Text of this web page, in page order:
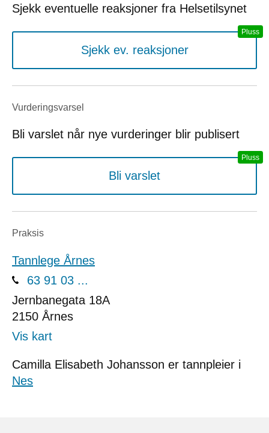
Sjekk eventuelle reaksjoner fra Helsetilsynet
Sjekk ev. reaksjoner
Vurderings­varsel
Bli varslet når nye vurderinger blir publisert
Bli varslet
Praksis
Tannlege Årnes
63 91 03 ...
Jernbanegata 18A
2150 Årnes
Vis kart
Camilla Elisabeth Johansson er tannpleier i
Nes